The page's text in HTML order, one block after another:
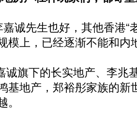
诚先生也好，其他香港“
模上，已经逐渐不能和内
旗下的长实地产、李兆
基地产，郑裕彤家族的新
。